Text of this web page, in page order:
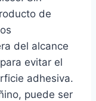
de
del alcance
evitar el
adhesiva.
puede ser